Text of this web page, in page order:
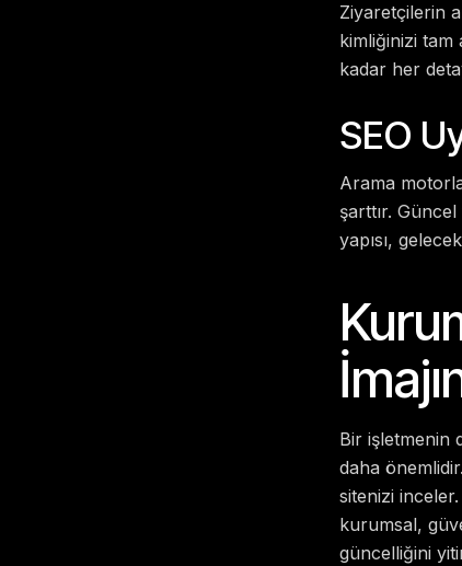
Ziyaretçilerin
kimliğinizi tam
kadar her
SEO
Arama
şarttır.
yapısı,
Bir işletmenin
daha
sitenizi
kurumsal,
güncelliğini